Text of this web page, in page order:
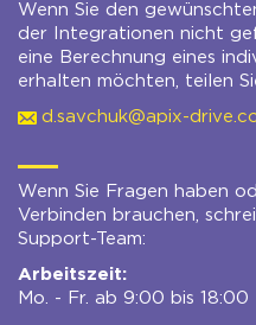
Wenn Sie den
der Integrationen nicht
eine Berechnung eines
erhalten möchten, teilen
d.savchuk@apix-
Wenn Sie Fragen haben
Verbinden brauchen,
Support-Team:
Arbeitszeit:
Mo. - Fr. ab 9:00 bis 18:00